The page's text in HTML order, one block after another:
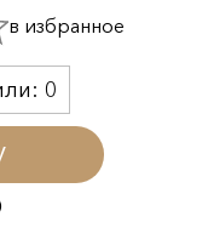
0
в избранное